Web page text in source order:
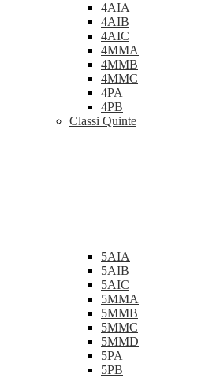
4AIA
4AIB
4AIC
4MMA
4MMB
4MMC
4PA
4PB
Classi Quinte
5AIA
5AIB
5AIC
5MMA
5MMB
5MMC
5MMD
5PA
5PB